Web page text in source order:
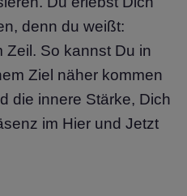
denn du weißt:
Zeil. So kannst Du in
Ziel näher kommen
die innere Stärke, Dich
im Hier und Jetzt